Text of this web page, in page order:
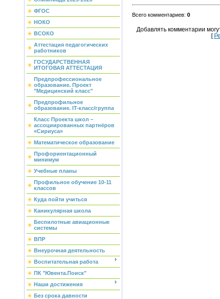
ФГОС
НОКО
ВСОКО
Аттестация педагогических
работников
ГОСУДАРСТВЕННАЯ
ИТОГОВАЯ АТТЕСТАЦИЯ
Предпрофессиональное
образование. Проект
"Медицинский класс"
Предпрофильное
образование. IT-класс/группа
Класс Проекта школ –
ассоциированных партнёров
«Сириуса»
Математическое образование
Профориентационный
минимум
Учебные планы
Профильное обучение 10-11
классов
Куда пойти учиться
Каникулярная школа
Беспилотные авиационные
системы
ВПР
Внеурочная деятельность
Воспитательная работа
ПК "Ювента.Поиск"
Наши достижения
Без срока давности
Всего комментариев: 0
Добавлять комментарии
[